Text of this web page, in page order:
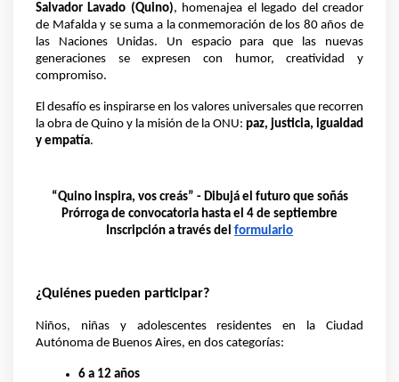
Salvador Lavado (Quino), homenajea el legado del creador
de Mafalda y se suma a la conmemoración de los 80 años de
las Naciones Unidas. Un espacio para que las nuevas
generaciones se expresen con humor, creatividad y
compromiso.
El desafío es inspirarse en los valores universales que recorren
la obra de Quino y la misión de la ONU: paz, justicia, igualdad
y empatía.
“Quino inspira, vos creás” - Dibujá el futuro que soñás
Prórroga de convocatoria hasta el 4 de septiembre
Inscripción a través del formulario
¿Quiénes pueden participar?
Niños, niñas y adolescentes residentes en la Ciudad
Autónoma de Buenos Aires, en dos categorías:
6 a 12 años